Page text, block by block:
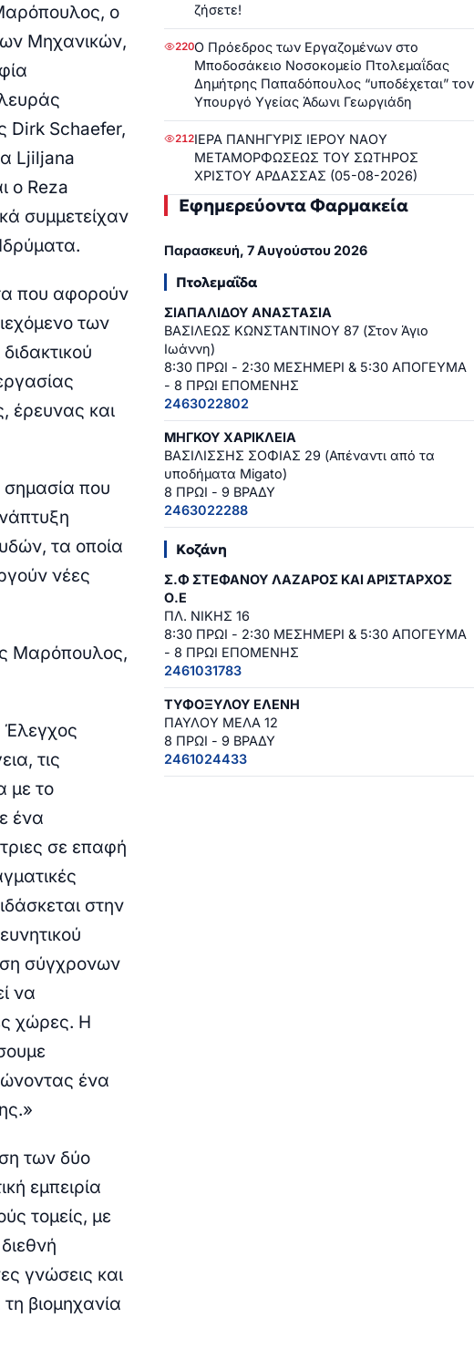
ο
Μηχανικών,
Dirk Schaefer,
Ljiljana
ο Reza
συμμετείχαν
που αφορούν
των
έρευνας και
σημασία που
τα οποία
νέες
Μαρόπουλος,
Έλεγχος
τις
με το
ένα
σε επαφή
στην
σύγχρονων
να
χώρες. Η
ένα
των δύο
εμπειρία
τομείς, με
γνώσεις και
βιομηχανία
ζήσετε!
220Ο Πρόεδρος των Εργαζομένων στο
Μποδοσάκειο Νοσοκομείο Πτολεμαΐδας
Δημήτρης Παπαδόπουλος “υποδέχεται” τον
Υπουργό Υγείας Άδωνι Γεωργιάδη
212ΙΕΡΑ ΠΑΝΗΓΥΡΙΣ ΙΕΡΟΥ ΝΑΟΥ
ΜΕΤΑΜΟΡΦΩΣΕΩΣ ΤΟΥ ΣΩΤΗΡΟΣ
ΧΡΙΣΤΟΥ ΑΡΔΑΣΣΑΣ (05-08-2026)
Εφημερεύοντα Φαρμακεία
Παρασκευή, 7 Αυγούστου 2026
Πτολεμαΐδα
ΣΙΑΠΑΛΙΔΟΥ ΑΝΑΣΤΑΣΙΑ
ΒΑΣΙΛΕΩΣ ΚΩΝΣΤΑΝΤΙΝΟΥ 87 (Στον Άγιο
Ιωάννη)
8:30 ΠΡΩΙ - 2:30 ΜΕΣΗΜΕΡΙ & 5:30 ΑΠΟΓΕΥΜΑ
- 8 ΠΡΩΙ ΕΠΟΜΕΝΗΣ
2463022802
ΜΗΓΚΟΥ ΧΑΡΙΚΛΕΙΑ
ΒΑΣΙΛΙΣΣΗΣ ΣΟΦΙΑΣ 29 (Απέναντι από τα
υποδήματα Migato)
8 ΠΡΩΙ - 9 ΒΡΑΔΥ
2463022288
Κοζάνη
Σ.Φ ΣΤΕΦΑΝΟΥ ΛΑΖΑΡΟΣ ΚΑΙ ΑΡΙΣΤΑΡΧΟΣ
Ο.Ε
ΠΛ. ΝΙΚΗΣ 16
8:30 ΠΡΩΙ - 2:30 ΜΕΣΗΜΕΡΙ & 5:30 ΑΠΟΓΕΥΜΑ
- 8 ΠΡΩΙ ΕΠΟΜΕΝΗΣ
2461031783
ΤΥΦΟΞΥΛΟΥ ΕΛΕΝΗ
ΠΑΥΛΟΥ ΜΕΛΑ 12
8 ΠΡΩΙ - 9 ΒΡΑΔΥ
2461024433